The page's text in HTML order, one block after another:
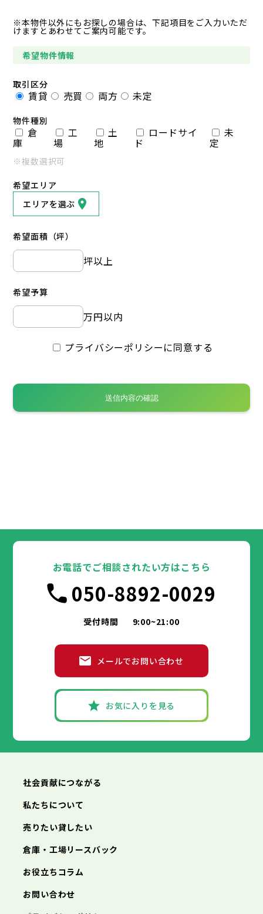
※本物件以外にもお探しの場合は、下記項目をご入力いただ
けますとあわせてご案内可能です。
希望物件情報
取引区分
賃貸 売買 両方 未定
物件種別
倉
庫
工
場
土
地
ロードサイ
ド
未
定
※複数選択可
希望エリア
エリアを選ぶ
希望面積（坪）
坪以上
希望予算
万円以内
プライバシーポリシーに同意する
お電話でご相談されたい方はこちら
050-8892-0029
受付時間 9:00~21:00
メールでお問い合わせ
お気に入りを見る
社会貢献につながる
私たちについて
売りたい貸したい
倉庫・工場リースバック
お役立ちコラム
お問い合わせ